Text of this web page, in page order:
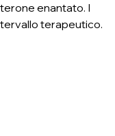
enantato. I
terapeutico.